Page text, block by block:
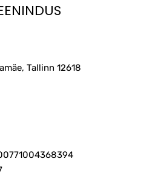
Tallinn 12618